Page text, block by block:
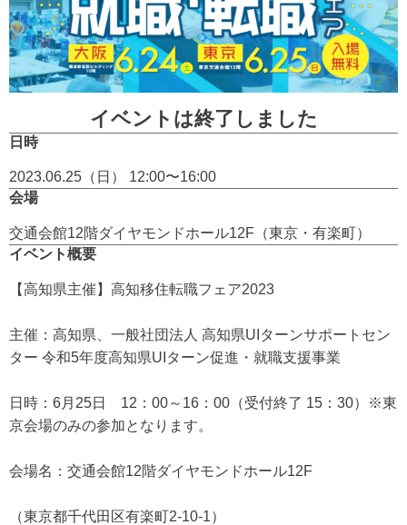
イベントは終了しました
日時
2023.06.25（日） 12:00〜16:00
会場
交通会館12階ダイヤモンドホール12F（東京・有楽町）
イベント概要
【高知県主催】高知移住転職フェア2023
主催：高知県、一般社団法人 高知県UIターンサポートセン
ター 令和5年度高知県UIターン促進・就職支援事業
日時：6月25日 12：00～16：00（受付終了 15：30）※東
京会場のみの参加となります。
会場名：交通会館12階ダイヤモンドホール12F
（東京都千代田区有楽町2-10-1）